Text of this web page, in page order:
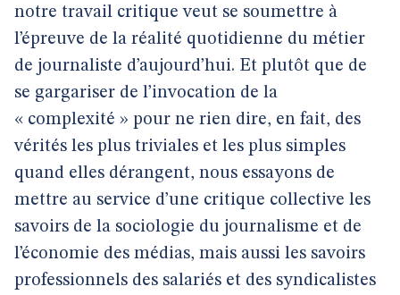
notre travail critique veut se soumettre à
l’épreuve de la réalité quotidienne du métier
de journaliste d’aujourd’hui. Et plutôt que de
se gargariser de l’invocation de la
« complexité » pour ne rien dire, en fait, des
vérités les plus triviales et les plus simples
quand elles dérangent, nous essayons de
mettre au service d’une critique collective les
savoirs de la sociologie du journalisme et de
l’économie des médias, mais aussi les savoirs
professionnels des salariés et des syndicalistes